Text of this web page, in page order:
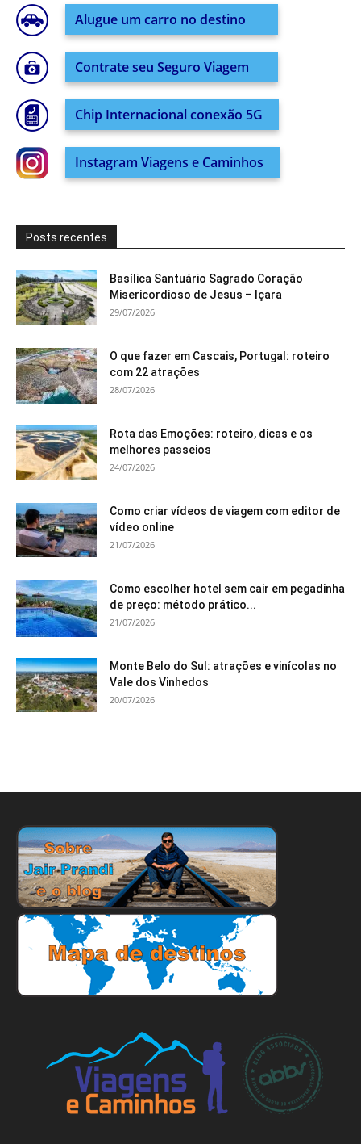
Alugue um carro no destino
Contrate seu Seguro Viagem
Chip Internacional conexão 5G
Instagram Viagens e Caminhos
Posts recentes
Basílica Santuário Sagrado Coração
Misericordioso de Jesus – Içara
29/07/2026
O que fazer em Cascais, Portugal: roteiro
com 22 atrações
28/07/2026
Rota das Emoções: roteiro, dicas e os
melhores passeios
24/07/2026
Como criar vídeos de viagem com editor de
vídeo online
21/07/2026
Como escolher hotel sem cair em pegadinha
de preço: método prático...
21/07/2026
Monte Belo do Sul: atrações e vinícolas no
Vale dos Vinhedos
20/07/2026